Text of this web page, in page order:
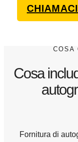
CHIAMACI
COSA
Cosa
Fornitura di